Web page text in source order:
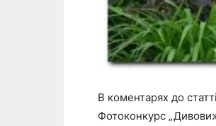
В коментарях до
Фотоконкурс